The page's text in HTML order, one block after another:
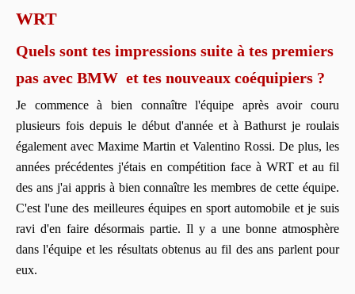
WRT
Quels sont tes impressions suite à tes premiers
pas avec BMW et tes nouveaux coéquipiers ?
Je commence à bien connaître l'équipe après avoir couru
plusieurs fois depuis le début d'année et à Bathurst je roulais
également avec Maxime Martin et Valentino Rossi. De plus, les
années précédentes j'étais en compétition face à WRT et au fil
des ans j'ai appris à bien connaître les membres de cette équipe.
C'est l'une des meilleures équipes en sport automobile et je suis
ravi d'en faire désormais partie. Il y a une bonne atmosphère
dans l'équipe et les résultats obtenus au fil des ans parlent pour
eux.